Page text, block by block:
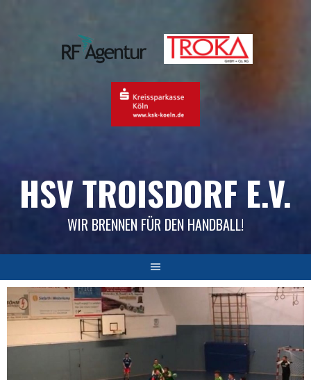
HSV TROISDORF E.V.
WIR BRENNEN FÜR DEN HANDBALL!